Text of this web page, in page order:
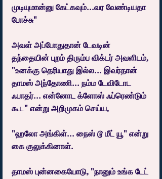
முடியுமான்னு கேட்கவும்...வர வேண்டியதா
போச்சு"
அவள் அப்போதுதான் டேவடின்
தந்தையின் புறம் திரும்ப விக்டர் அவளிடம்,
"உனக்கு தெரியாது இல்ல... இவர்தான்
தாமஸ் அந்தோணி... நம்ம டேவிடோட
ஃபாதர்... என்னோட க்ளோஸ் ஃப்ரெண்டும்
கூட" என்று அறிமுகம் செய்ய,
"ஹலோ அங்கிள்... நைஸ் டூ மீட் யூ" என்று
கை குலுக்கினாள்.
தாமஸ் புன்னகையோடு, "நானும் உங்க டேட்